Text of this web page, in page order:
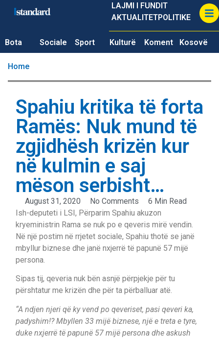
LAJMI I FUNDIT
AKTUALITETPOLITIKE
Bota Sociale Sport Kulturë Koment Kosovë
Home
Spahiu kritika të forta
Ramës: Nuk mund të
zgjidhësh krizën kur
në kulmin e saj
mëson serbisht…
August 31, 2020 No Comments
6 Min Read
Ish-deputeti i LSI, Përparim Spahiu akuzon
kryeministrin Rama se nuk po e qeveris mirë vendin.
Në një postim në rrjetet sociale, Spahiu thotë se janë
mbyllur biznese dhe janë nxjerrë të papunë 57 mijë
persona.
Sipas tij, qeveria nuk bën asnjë përpjekje për tu
përshtatur me krizën dhe për ta përballuar atë.
“A ndjen njeri që ky vend po qeveriset, pasi qeveri ka,
padyshim!? Mbyllen 33 mijë biznese, një e treta e tyre,
duke nxjerrë të papunë 57 mijë persona dhe askush